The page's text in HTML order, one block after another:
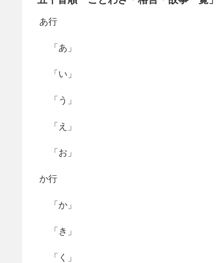
あ行
「あ」
「い」
「う」
「え」
「お」
か行
「か」
「き」
「く」